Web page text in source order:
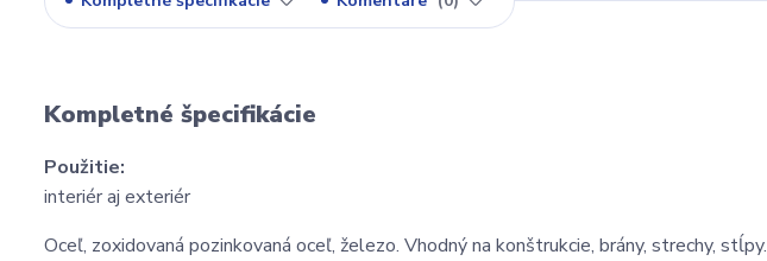
Kompletné špecifikácie
Použitie:
interiér aj exteriér
Oceľ, zoxidovaná pozinkovaná oceľ, železo. Vhodný na konštrukcie, brány, strechy, stĺpy.